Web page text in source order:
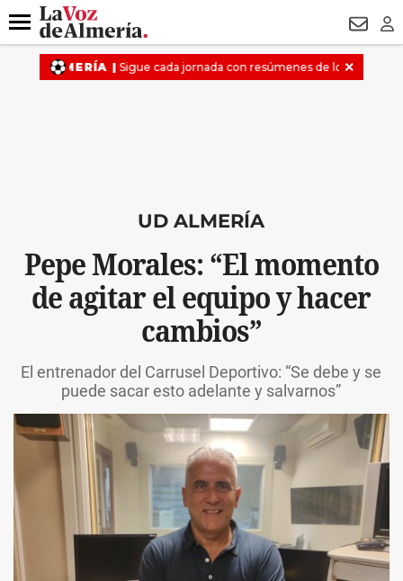
DESTACADO DRON UDA
Menú
UD ALMERÍA
Pepe Morales: “El momento
de agitar el equipo y hacer
cambios”
El entrenador del Carrusel Deportivo: “Se debe y se
puede sacar esto adelante y salvarnos”